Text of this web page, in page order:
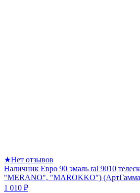
★Нет отзывов
Наличник Евро 90 эмаль ral 9010
"MERANO", "MAROKKO")
1 010 ₽